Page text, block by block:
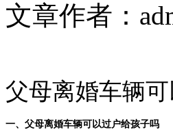
文章作者：
父母离婚车辆
一、父母离婚车辆可以过户给孩子吗